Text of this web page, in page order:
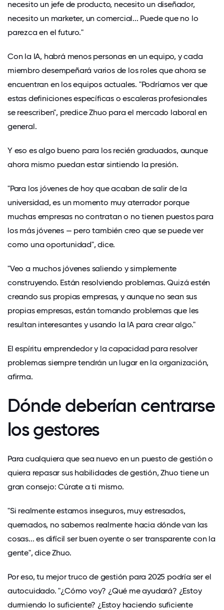
necesito un jefe de producto, necesito un diseñador,
necesito un marketer, un comercial... Puede que no lo
parezca en el futuro."
Con la IA, habrá menos personas en un equipo, y cada
miembro desempeñará varios de los roles que ahora se
encuentran en los equipos actuales. "Podríamos ver que
estas definiciones específicas o escaleras profesionales
se reescriben", predice Zhuo para el mercado laboral en
general.
Y eso es algo bueno para los recién graduados, aunque
ahora mismo puedan estar sintiendo la presión.
"Para los jóvenes de hoy que acaban de salir de la
universidad, es un momento muy aterrador porque
muchas empresas no contratan o no tienen puestos para
los más jóvenes — pero también creo que se puede ver
como una oportunidad", dice.
"Veo a muchos jóvenes saliendo y simplemente
construyendo. Están resolviendo problemas. Quizá estén
creando sus propias empresas, y aunque no sean sus
propias empresas, están tomando problemas que les
resultan interesantes y usando la IA para crear algo."
El espíritu emprendedor y la capacidad para resolver
problemas siempre tendrán un lugar en la organización,
afirma.
Dónde deberían centrarse
los gestores
Para cualquiera que sea nuevo en un puesto de gestión o
quiera repasar sus habilidades de gestión, Zhuo tiene un
gran consejo: Cúrate a ti mismo.
"Si realmente estamos inseguros, muy estresados,
quemados, no sabemos realmente hacia dónde van las
cosas... es difícil ser buen oyente o ser transparente con la
gente", dice Zhuo.
Por eso, tu mejor truco de gestión para 2025 podría ser el
autocuidado. "¿Cómo voy? ¿Qué me ayudará? ¿Estoy
durmiendo lo suficiente? ¿Estoy haciendo suficiente